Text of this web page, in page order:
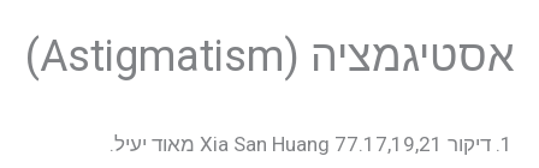
אסטיגמציה (Astigmatism)
דיקור 77.17,19,21 Xia San Huang מאוד יעיל.